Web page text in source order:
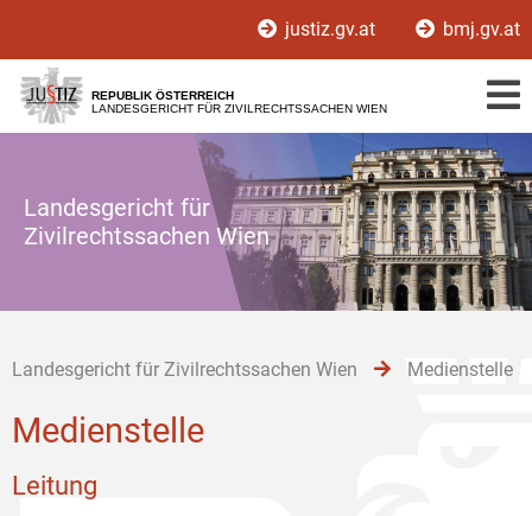
[1]
[2]
[3]
justiz.gv.at bmj.gv.at
REPUBLIK ÖSTERREICH
LANDESGERICHT FÜR ZIVILRECHTSSACHEN WIEN
Landesgericht für
Zivilrechtssachen Wien
Landesgericht für Zivilrechtssachen Wien Medienstelle
Medienstelle
Leitung